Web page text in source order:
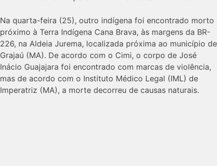
Na quarta-feira (25), outro indígena foi encontrado morto
próximo à Terra Indígena Cana Brava, às margens da BR-
226, na Aldeia Jurema, localizada próxima ao município de
Grajaú (MA). De acordo com o Cimi, o corpo de José
Inácio Guajajara foi encontrado com marcas de violência,
mas de acordo com o Instituto Médico Legal (IML) de
Imperatriz (MA), a morte decorreu de causas naturais.